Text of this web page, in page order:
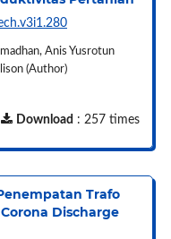
Anis Yusrotun
(Author)
Download : 257 times
Trafo
Discharge